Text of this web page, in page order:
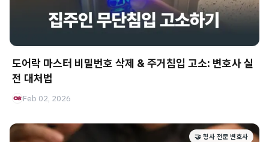
도어락 마스터 비밀번호 삭제 & 주거침입 고소: 변호사 실
전 대처법
Feb 02, 2026
🤝 형사 전문 변호사